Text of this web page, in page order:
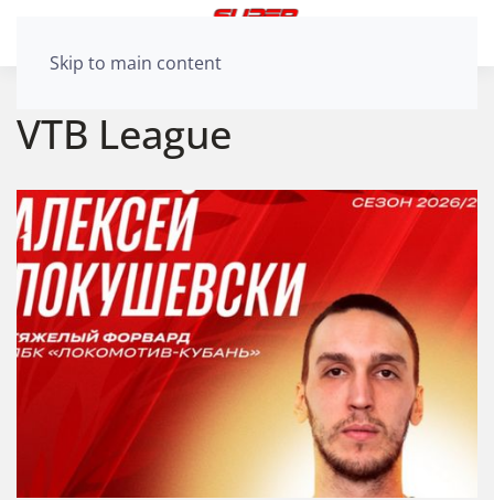
Skip to main content
VTB League